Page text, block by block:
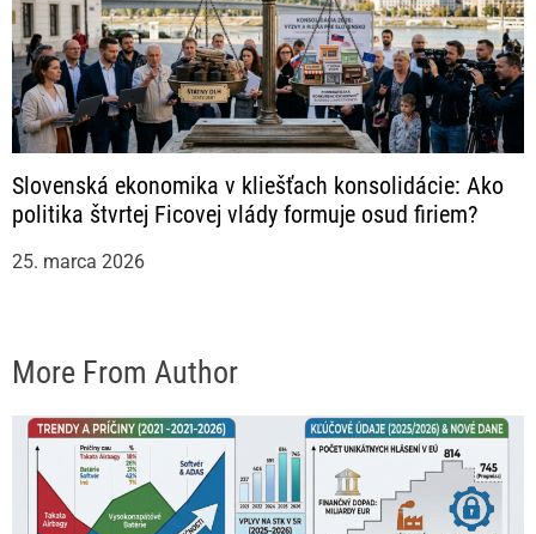
Slovenská ekonomika v kliešťach konsolidácie: Ako
politika štvrtej Ficovej vlády formuje osud firiem?
25. marca 2026
More From Author